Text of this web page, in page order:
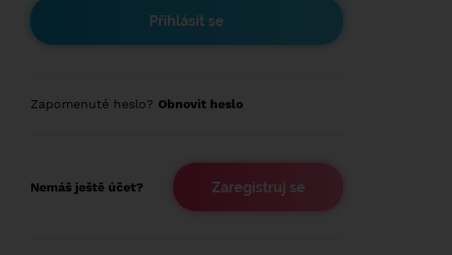
Zapomenuté heslo? Obnovit heslo
Nemáš ještě účet? Zaregistruj se